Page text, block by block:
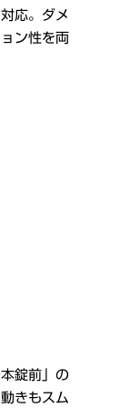
応。ダメ
ン性を両
錠前」の
きもスム